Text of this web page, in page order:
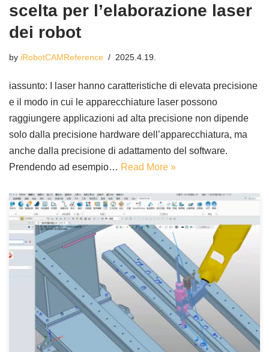
scelta per l’elaborazione laser
dei robot
by iRobotCAMReference 2025.4.19.
iassunto: I laser hanno caratteristiche di elevata precisione
e il modo in cui le apparecchiature laser possono
raggiungere applicazioni ad alta precisione non dipende
solo dalla precisione hardware dell’apparecchiatura, ma
anche dalla precisione di adattamento del software.
Prendendo ad esempio… Read More »